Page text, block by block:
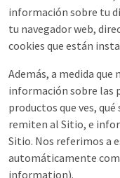
información sobre tu
tu navegador web,
cookies que están
Además, a medida
información sobre las
productos que ves,
remiten al Sitio, e
Sitio. Nos referimos a
automáticamente
information).